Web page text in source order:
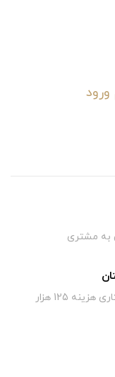
ورود
به مشتری
تهران 72ساعت ؛ شهرستان7روز کاری هزینه 125 هزار